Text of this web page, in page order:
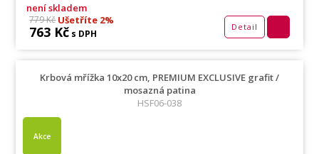
není skladem
779 KčUšetříte 2%
763 Kč s DPH
Detail
Krbová mřížka 10x20 cm, PREMIUM EXCLUSIVE grafit /
mosazná patina
HSF06-038
Akce